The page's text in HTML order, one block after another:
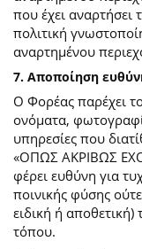
που έχει αναρτήσει
πολιτική
αναρτημένου
7. Αποποίηση
Ο Φορέας παρέχει
ονόματα,
υπηρεσίες που
«ΟΠΩΣ ΑΚΡΙΒΩΣ
φέρει ευθύνη για
ποινικής φύσης
ειδική ή
τόπου.